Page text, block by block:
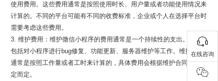
使用费用。这些费用通常是按照使用时长、用户量或者功能使用情况来
计算的。不同的平台可能有不同的收费标准，企业或个人在选择平台时
需要考虑这些费用。
3. 维护费用：维护微信小程序的费用通常是一个持续性的支出。维护
包括对小程序进行bug修复、功能更新、服务器维护等工作。维护费用
通常是按照工作量或者工时来计算的，具体费用会根据维护合同中的约
定而定。
在线咨询